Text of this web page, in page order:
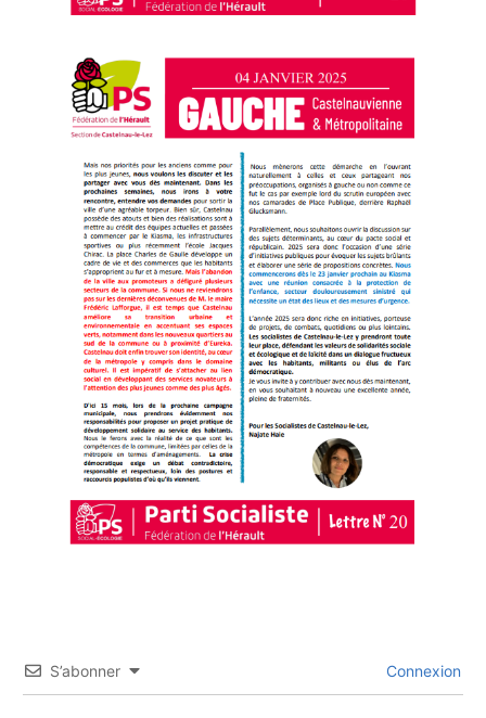
S’abonner Connexion